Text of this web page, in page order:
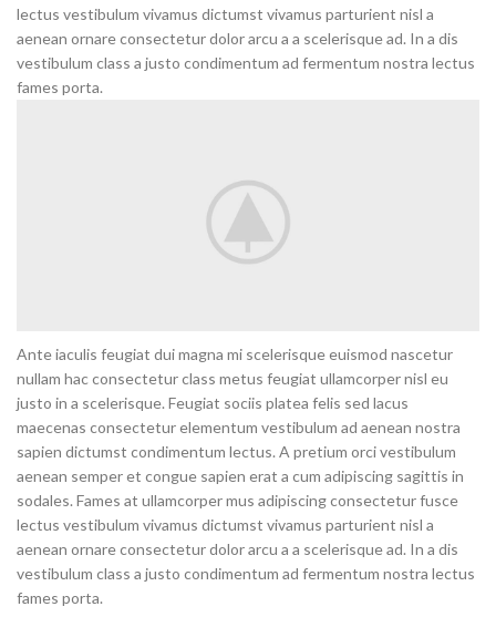
lectus vestibulum vivamus dictumst vivamus parturient nisl a
aenean ornare consectetur dolor arcu a a scelerisque ad. In a dis
vestibulum class a justo condimentum ad fermentum nostra lectus
fames porta.
Ante iaculis feugiat dui magna mi scelerisque euismod nascetur
nullam hac consectetur class metus feugiat ullamcorper nisl eu
justo in a scelerisque. Feugiat sociis platea felis sed lacus
maecenas consectetur elementum vestibulum ad aenean nostra
sapien dictumst condimentum lectus. A pretium orci vestibulum
aenean semper et congue sapien erat a cum adipiscing sagittis in
sodales. Fames at ullamcorper mus adipiscing consectetur fusce
lectus vestibulum vivamus dictumst vivamus parturient nisl a
aenean ornare consectetur dolor arcu a a scelerisque ad. In a dis
vestibulum class a justo condimentum ad fermentum nostra lectus
fames porta.